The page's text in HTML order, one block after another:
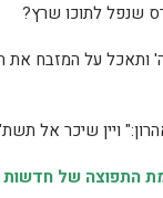
ה' ותאכל על המזבח
התפוצה של חדשות